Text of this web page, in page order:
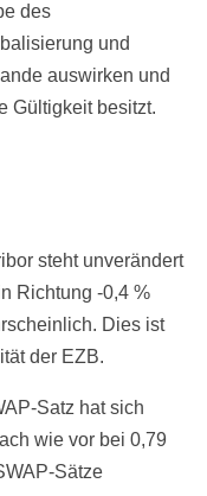
des
und
auswirken und
Gültigkeit besitzt.
steht unverändert
Richtung -0,4 %
Dies ist
der EZB.
Satz hat sich
wie vor bei 0,79
Sätze